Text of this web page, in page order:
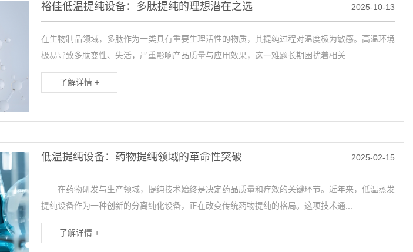
裕佳低温提纯设备：多肽提纯的理想潜在之选 2025-10-13
在生物制品领域，多肽作为一类具有重要生理活性的物质，其提纯过程对温度极为敏感。高温环境
极易导致多肽变性、失活，严重影响产品质量与应用效果，这一难题长期困扰着相关...
了解详情 +
低温提纯设备：药物提纯领域的革命性突破 2025-02-15
在药物研发与生产领域，提纯技术始终是决定药品质量和疗效的关键环节。近年来，低温蒸发
提纯设备作为一种创新的分离纯化设备，正在改变传统药物提纯的格局。这项技术通...
了解详情 +